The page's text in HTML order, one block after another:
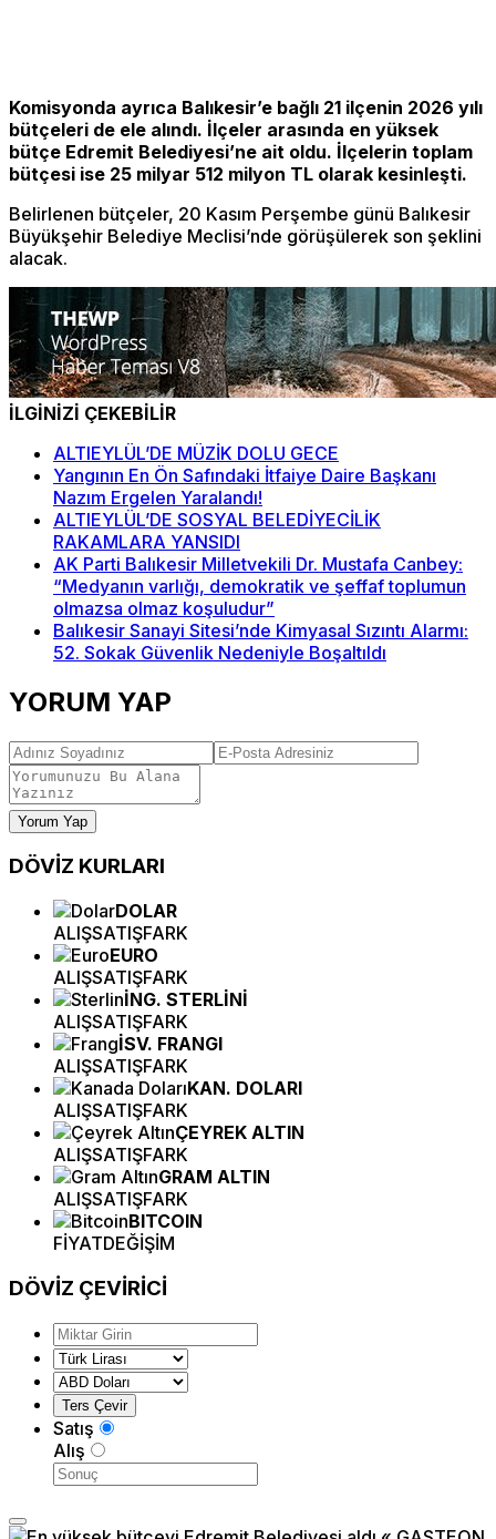
Komisyonda ayrıca Balıkesir’e bağlı 21 ilçenin 2026 yılı
bütçeleri de ele alındı. İlçeler arasında en yüksek
bütçe Edremit Belediyesi’ne ait oldu. İlçelerin toplam
bütçesi ise 25 milyar 512 milyon TL olarak kesinleşti.
Belirlenen bütçeler, 20 Kasım Perşembe günü Balıkesir
Büyükşehir Belediye Meclisi’nde görüşülerek son şeklini
alacak.
İLGİNİZİ ÇEKEBİLİR
ALTIEYLÜL’DE MÜZİK DOLU GECE
Yangının En Ön Safındaki İtfaiye Daire Başkanı
Nazım Ergelen Yaralandı!
ALTIEYLÜL’DE SOSYAL BELEDİYECİLİK
RAKAMLARA YANSIDI
AK Parti Balıkesir Milletvekili Dr. Mustafa Canbey:
“Medyanın varlığı, demokratik ve şeffaf toplumun
olmazsa olmaz koşuludur”
Balıkesir Sanayi Sitesi’nde Kimyasal Sızıntı Alarmı:
52. Sokak Güvenlik Nedeniyle Boşaltıldı
YORUM YAP
Yorum Yap
DÖVİZ KURLARI
DOLAR
ALIŞSATIŞFARK
EURO
ALIŞSATIŞFARK
İNG. STERLİNİ
ALIŞSATIŞFARK
İSV. FRANGI
ALIŞSATIŞFARK
KAN. DOLARI
ALIŞSATIŞFARK
ÇEYREK ALTIN
ALIŞSATIŞFARK
GRAM ALTIN
ALIŞSATIŞFARK
BITCOIN
FİYATDEĞİŞİM
DÖVİZ ÇEVİRİCİ
Satış
Alış